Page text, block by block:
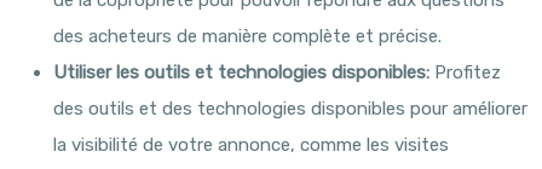
des acheteurs de manière complète et précise.
Utiliser les outils et technologies disponibles: Profitez
des outils et des technologies disponibles pour améliorer
la visibilité de votre annonce, comme les visites